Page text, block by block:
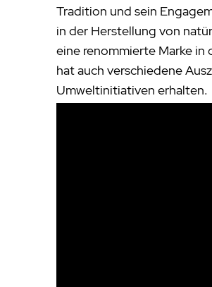
Tradition und sein
in der Herstellung von
eine renommierte Marke in
hat auch verschiedene
Umweltinitiativen erhalten.